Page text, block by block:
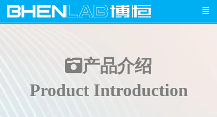
产品介绍
Product Introduction